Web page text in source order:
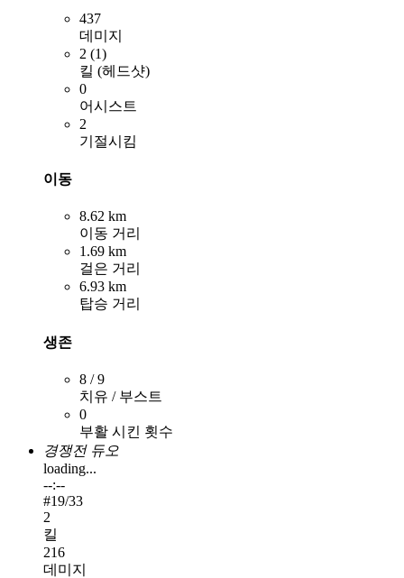
437
데미지
2 (1)
킬 (헤드샷)
0
어시스트
2
기절시킴
이동
8.62 km
이동 거리
1.69 km
걸은 거리
6.93 km
탑승 거리
생존
8 / 9
치유 / 부스트
0
부활 시킨 횟수
경쟁전 듀오
loading...
--:--
#19/33
2
킬
216
데미지